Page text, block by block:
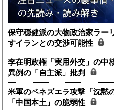
保守穏健派の大物政治家ラー
すイランとの交渉可能性
李在明政権「実用外交」の中
異例の「自主派」批判
米軍のベネズエラ攻撃「沈黙
「中国本土」の脆弱性